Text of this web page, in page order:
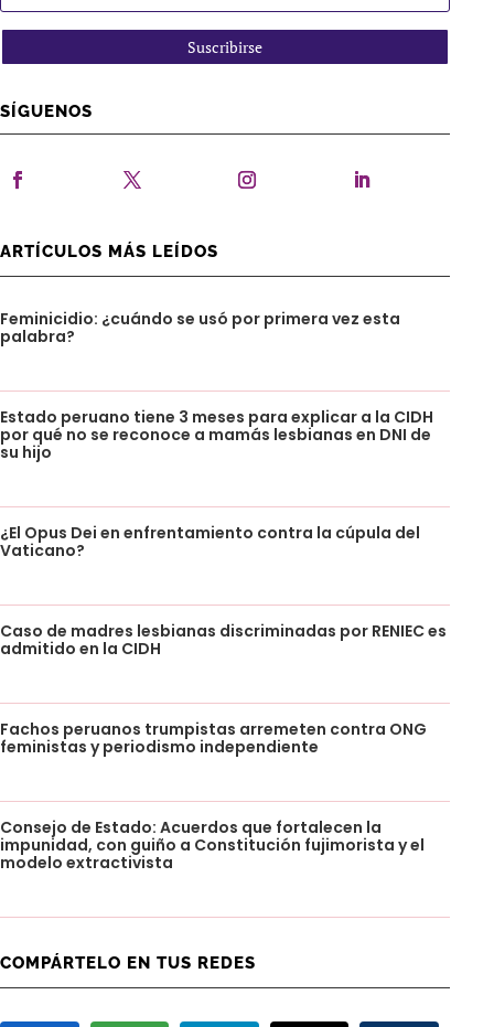
Suscribirse
SÍGUENOS
ARTÍCULOS MÁS LEÍDOS
Feminicidio: ¿cuándo se usó por primera vez esta
palabra?
Estado peruano tiene 3 meses para explicar a la CIDH
por qué no se reconoce a mamás lesbianas en DNI de
su hijo
¿El Opus Dei en enfrentamiento contra la cúpula del
Vaticano?
Caso de madres lesbianas discriminadas por RENIEC es
admitido en la CIDH
Fachos peruanos trumpistas arremeten contra ONG
feministas y periodismo independiente
Consejo de Estado: Acuerdos que fortalecen la
impunidad, con guiño a Constitución fujimorista y el
modelo extractivista
COMPÁRTELO EN TUS REDES